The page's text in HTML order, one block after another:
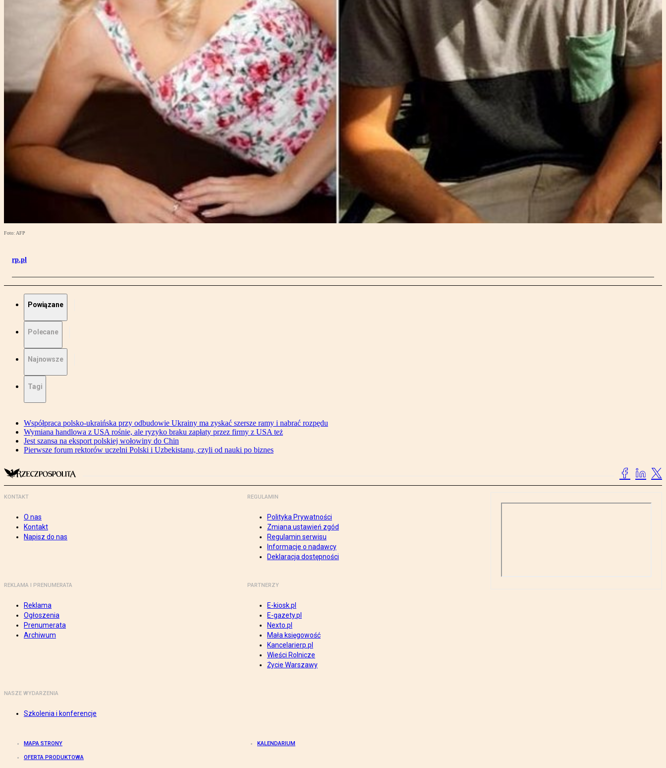
Foto: AFP
rp.pl
Powiązane
Polecane
Najnowsze
Tagi
Współpraca polsko-ukraińska przy odbudowie Ukrainy ma zyskać szersze ramy i nabrać rozpędu
Wymiana handlowa z USA rośnie, ale ryzyko braku zapłaty przez firmy z USA też
Jest szansa na eksport polskiej wołowiny do Chin
Pierwsze forum rektorów uczelni Polski i Uzbekistanu, czyli od nauki po biznes
KONTAKT
O nas
Kontakt
Napisz do nas
REGULAMIN
Polityka Prywatności
Zmiana ustawień zgód
Regulamin serwisu
Informacje o nadawcy
Deklaracja dostępności
REKLAMA I PRENUMERATA
Reklama
Ogłoszenia
Prenumerata
Archiwum
PARTNERZY
E-kiosk.pl
E-gazety.pl
Nexto.pl
Mała księgowość
Kancelarierp.pl
Wieści Rolnicze
Życie Warszawy
NASZE WYDARZENIA
Szkolenia i konferencje
MAPA STRONY KALENDARIUM
OFERTA PRODUKTOWA